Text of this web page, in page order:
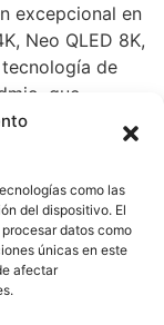
como las
del dispositivo. El
datos como
únicas en este
afectar
excepcional en
Neo QLED 8K,
de
que
con el
destacan
negros
con gran